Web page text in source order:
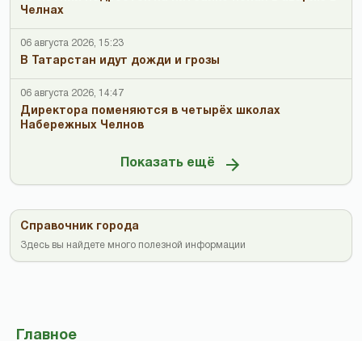
Челнах
06 августа 2026, 15:23
В Татарстан идут дожди и грозы
06 августа 2026, 14:47
Директора поменяются в четырёх школах
Набережных Челнов
Показать ещё
Справочник города
Здесь вы найдете много полезной информации
Главное